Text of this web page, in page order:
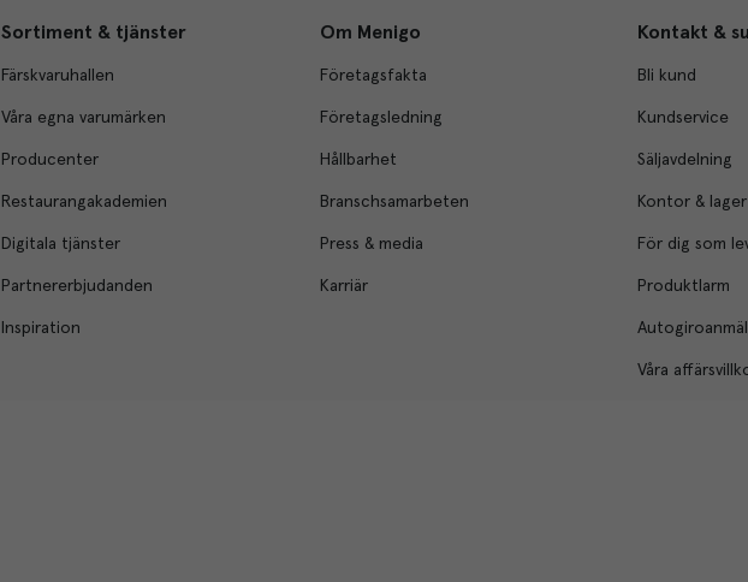
Sortiment & tjänster
Färskvaruhallen
Våra egna varumärken
Producenter
Restaurangakademien
Digitala tjänster
Partnererbjudanden
Inspiration
Om Menigo
Företagsfakta
Företagsledning
Hållbarhet
Branschsamarbeten
Press & media
Karriär
Kontakt &
Bli kund
Kundservice
Säljavdelning
Kontor & lager
För dig som
Produktlarm
Våra